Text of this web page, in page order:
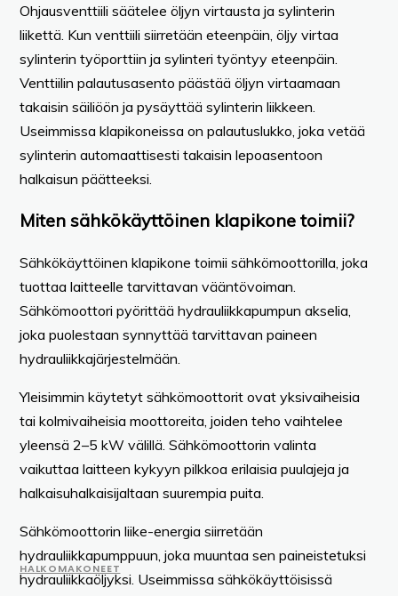
HALKOMAKONEET
Ohjausventtiili säätelee öljyn virtausta ja sylinterin
liikettä. Kun venttiili siirretään eteenpäin, öljy virtaa
sylinterin työporttiin ja sylinteri työntyy eteenpäin.
Venttiilin palautusasento päästää öljyn virtaamaan
takaisin säiliöön ja pysäyttää sylinterin liikkeen.
Useimmissa klapikoneissa on palautuslukko, joka vetää
sylinterin automaattisesti takaisin lepoasentoon
halkaisun päätteeksi.
Miten sähkökäyttöinen klapikone toimii?
Sähkökäyttöinen klapikone toimii sähkömoottorilla, joka
tuottaa laitteelle tarvittavan vääntövoiman.
Sähkömoottori pyörittää hydrauliikkapumpun akselia,
joka puolestaan synnyttää tarvittavan paineen
hydrauliikkajärjestelmään.
Yleisimmin käytetyt sähkömoottorit ovat yksivaiheisia
tai kolmivaiheisia moottoreita, joiden teho vaihtelee
yleensä 2–5 kW välillä. Sähkömoottorin valinta
vaikuttaa laitteen kykyyn pilkkoa erilaisia puulajeja ja
halkaisuhalkaisijaltaan suurempia puita.
Sähkömoottorin liike-energia siirretään
hydrauliikkapumppuun, joka muuntaa sen paineistetuksi
hydrauliikkaöljyksi. Useimmissa sähkökäyttöisissä